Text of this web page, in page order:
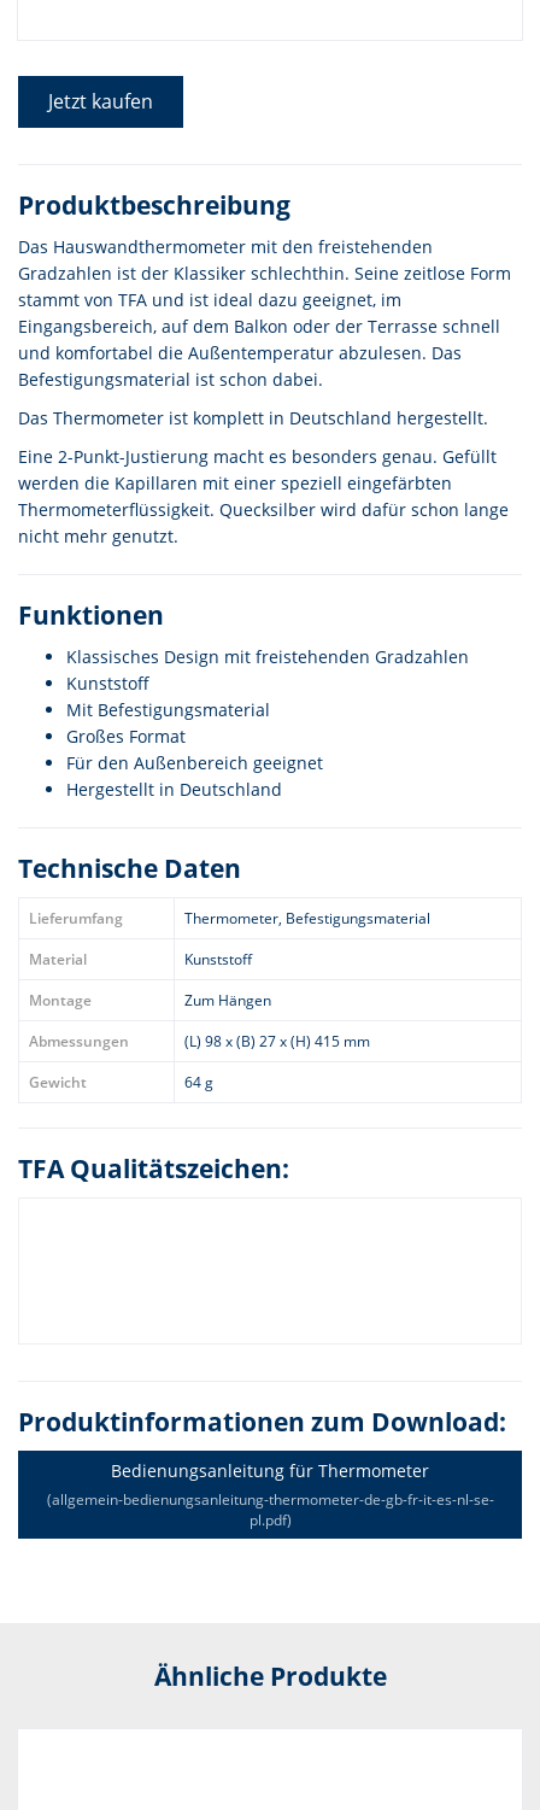
Jetzt kaufen
Produktbeschreibung
Das Hauswandthermometer mit den freistehenden
Gradzahlen ist der Klassiker schlechthin. Seine zeitlose Form
stammt von TFA und ist ideal dazu geeignet, im
Eingangsbereich, auf dem Balkon oder der Terrasse schnell
und komfortabel die Außentemperatur abzulesen. Das
Befestigungsmaterial ist schon dabei.
Das Thermometer ist komplett in Deutschland hergestellt.
Eine 2-Punkt-Justierung macht es besonders genau. Gefüllt
werden die Kapillaren mit einer speziell eingefärbten
Thermometerflüssigkeit. Quecksilber wird dafür schon lange
nicht mehr genutzt.
Funktionen
Klassisches Design mit freistehenden Gradzahlen
Kunststoff
Mit Befestigungsmaterial
Großes Format
Für den Außenbereich geeignet
Hergestellt in Deutschland
Technische Daten
Lieferumfang
Thermometer, Befestigungsmaterial
Material
Kunststoff
Montage
Zum Hängen
Abmessungen
(L) 98 x (B) 27 x (H) 415 mm
Gewicht
64 g
TFA Qualitätszeichen:
Produktinformationen zum Download:
Bedienungsanleitung für Thermometer
(allgemein-bedienungsanleitung-thermometer-de-gb-fr-it-es-nl-se-
pl.pdf)
Ähnliche Produkte